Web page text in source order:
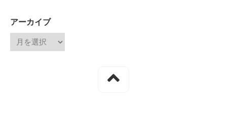
アーカイブ